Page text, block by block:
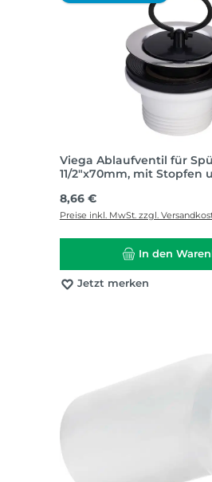
Viega Ablaufventil für
11/2"x70mm, mit Stopfen
Regulärer Preis:
8,66 €
Preise inkl. MwSt. zzgl.
In den
Jetzt merken